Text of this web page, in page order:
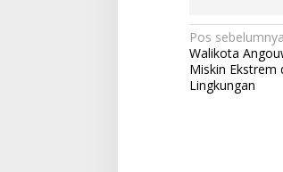
N
a
v
Pos sebelumnya
Walikota
Miskin Ekstrem
Lingkungan